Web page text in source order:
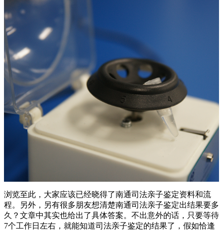
浏览至此，大家应该已经晓得了南通司法亲子鉴定资料和流
程。另外，另有很多朋友想清楚南通司法亲子鉴定出结果要多
久？文章中其实也给出了具体答案。不出意外的话，只要等待
7个工作日左右，就能知道司法亲子鉴定的结果了，假如恰逢